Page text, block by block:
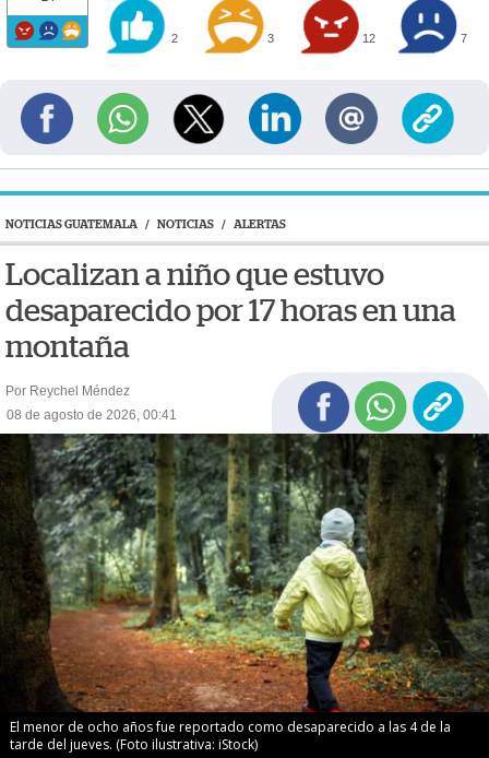
2 3 12 7
NOTICIAS GUATEMALA / NOTICIAS / ALERTAS
Localizan a niño que estuvo
desaparecido por 17 horas en una
montaña
Por Reychel Méndez
08 de agosto de 2026, 00:41
El menor de ocho años fue reportado como desaparecido a las 4 de la
tarde del jueves. (Foto ilustrativa: iStock)